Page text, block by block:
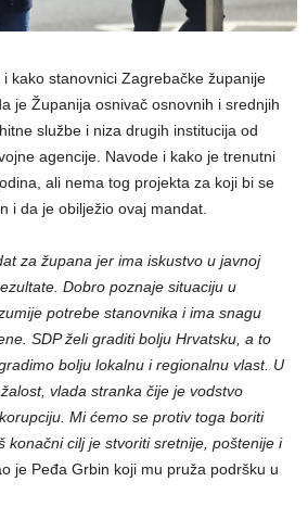
kako stanovnici Zagrebačke županije
je Županija osnivač osnovnih i srednjih
službe i niza drugih institucija od
agencije. Navode i kako je trenutni
ali nema tog projekta za koji bi se
i da je obilježio ovaj mandat.
za župana jer ima iskustvo u javnoj
Dobro poznaje situaciju u
potrebe stanovnika i ima snagu
SDP želi graditi bolju Hrvatsku, a to
bolju lokalnu i regionalnu vlast. U
vlada stranka čije je vodstvo
Mi ćemo se protiv toga boriti
konačni cilj je stvoriti sretnije, poštenije i
je Peđa Grbin koji mu pruža podršku u